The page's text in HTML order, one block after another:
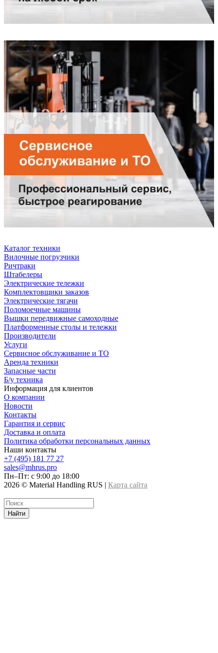
Каталог техники
Вилочные погрузчики
Ричтраки
Штабелеры
Электрические тележки
Комплектовщики заказов
Электрические тягачи
Поломоечные машины
Вышки передвижные самоходные
Платформенные столы и тележки
Производители
Услуги
Сервисное обслуживание и ТО
Аренда техники
Запасные части
Б/у техника
Информация для клиентов
О компании
Новости
Контакты
Гарантия и сервис
Доставка и оплата
Политика обработки персональных данных
Наши контакты
+7 (495) 181 77 27
sales@mhrus.pro
Пн–Пт: с 9:00 до 18:00
2026 © Material Handling RUS | Карта сайта
Найти